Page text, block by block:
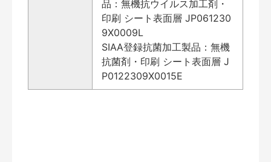
品：無機抗ウイルス加工剤・
印刷 シート表面層 JP061230
9X0009L
SIAA登録抗菌加工製品：無機
抗菌剤・印刷 シート表面層 J
P0122309X0015E